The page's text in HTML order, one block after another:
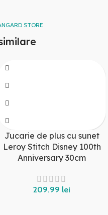
STORE
Jucarie de plus cu sunet
Leroy Stitch Disney 100th
Anniversary 30cm
lei